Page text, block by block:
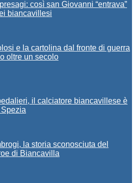
così san Giovanni “entrava”
biancavillesi
e la cartolina dal fronte di guerra
oltre un secolo
il calciatore biancavillese è
la storia sconosciuta del
di Biancavilla